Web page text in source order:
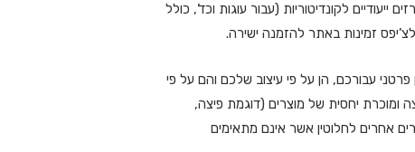
לקונדיטוריות (עבור עוגות וכד’, כולל
זמינות באתר להזמנה ישירה.
פרטני עבורכם, הן על פי עיצוב שלכם והם על פי
ומוכרת יחסית של מוצרים (דוגמת פיצה,
אחרים לחלוטין אשר אינם מתאימים